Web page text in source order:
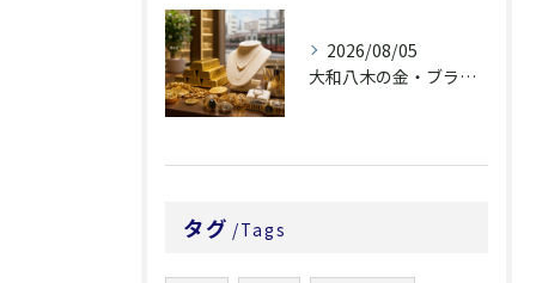
2026/08/05
大和八木の金・ブランド品買取は査定説明で選ぶ
タグ Tags